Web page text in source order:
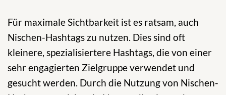
Für maximale Sichtbarkeit ist es ratsam, auch
Nischen-Hashtags zu nutzen. Dies sind oft
kleinere, spezialisiertere Hashtags, die von einer
sehr engagierten Zielgruppe verwendet und
gesucht werden. Durch die Nutzung von Nischen-